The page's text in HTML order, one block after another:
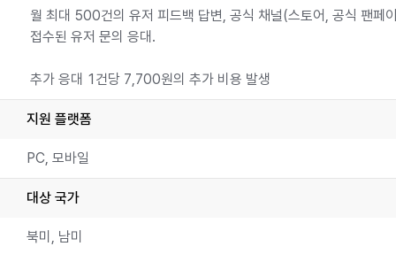
월 최대 500건의 유저 피드백 답변, 공식 채널(스토어, 공식 팬페
접수된 유저 문의 응대.
추가 응대 1건당 7,700원의 추가 비용 발생
지원 플랫폼
PC, 모바일
대상 국가
북미, 남미